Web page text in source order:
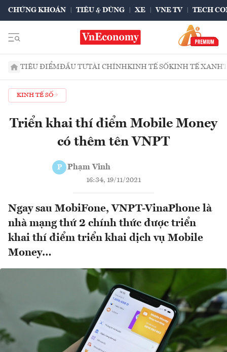
CHỨNG KHOÁN TIÊU & DÙNG XE VNE TV TECH
TIÊU ĐIỂMĐẦU TƯTÀI CHÍNHKINH TẾ SỐKINH TẾ XANH
KINH TẾ SỐ
Triển khai thí điểm Mobile Money
có thêm tên VNPT
P Phạm Vinh
16:34, 19/11/2021
Ngay sau MobiFone, VNPT-VinaPhone là
nhà mạng thứ 2 chính thức được triển
khai thí điểm triển khai dịch vụ Mobile
Money…